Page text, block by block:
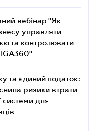
вебінар "Як
управляти
та контролювати
та єдиний податок:
ризики втрати
системи для